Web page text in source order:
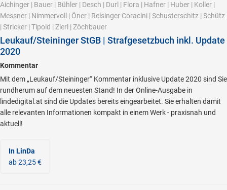
Aichinger | Bauer | Bühler | Desch | Durl | Flora | Hafner | Huber | Koller |
Messner | Nimmervoll | Öner | Reisinger Coracini | Schusterschitz | Schütz
| Stricker | Tipold | Zierl | Zöchbauer
Leukauf/Steininger StGB | Strafgesetzbuch inkl. Update
2020
Kommentar
Mit dem „Leukauf/Steininger“ Kommentar inklusive Update 2020 sind Sie
rundherum auf dem neuesten Stand! In der Online-Ausgabe in
lindedigital.at sind die Updates bereits eingearbeitet. Sie erhalten damit
alle relevanten Informationen kompakt in einem Werk - praxisnah und
aktuell!
In LinDa
ab 23,25 €